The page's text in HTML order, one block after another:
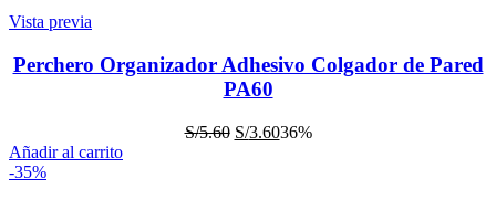
Vista previa
Perchero Organizador Adhesivo Colgador de Pared
PA60
S/5.60 S/3.6036%
Añadir al carrito
-35%